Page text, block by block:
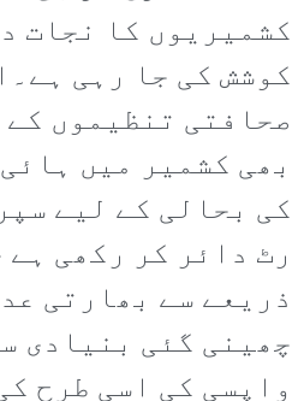
کشمیریوں کا نجات
کوشش کی جا رہی
صحافتی تنظیموں
بھی کشمیر میں
کی بحالی کے لیے
رٹ دائر کر رکھی
ذریعے سے بھارتی
چھینی گئی بنیادی
واپسی کی اسی طرح